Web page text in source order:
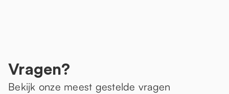
Vragen?
Bekijk onze meest gestelde vragen